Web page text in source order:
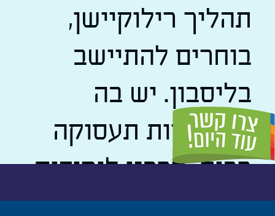
תהליך רילוקיישן,
בוחרים להתיישב
בליסבון. יש בה
אפשרויות תעסוקה
רבות, מרכזי לימודים
מעולים, ובלי סוף